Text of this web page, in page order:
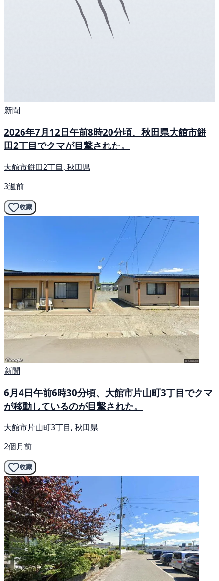
新聞
2026年7月12日午前8時20分頃、秋田県大館市餅
田2丁目でクマが目撃された。
大館市餅田2丁目, 秋田県
3週前
收藏
新聞
6月4日午前6時30分頃、大館市片山町3丁目でクマ
が移動しているのが目撃された。
大館市片山町3丁目, 秋田県
2個月前
收藏